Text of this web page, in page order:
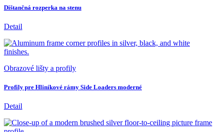
Dištančná rozperka na stenu
Detail
Obrazové lišty a profily
Profily pre Hliníkové rámy Side Loaders moderné
Detail